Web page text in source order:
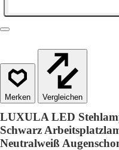
Vergleichen
LUXULA LED
Schwarz
Neutralweiß